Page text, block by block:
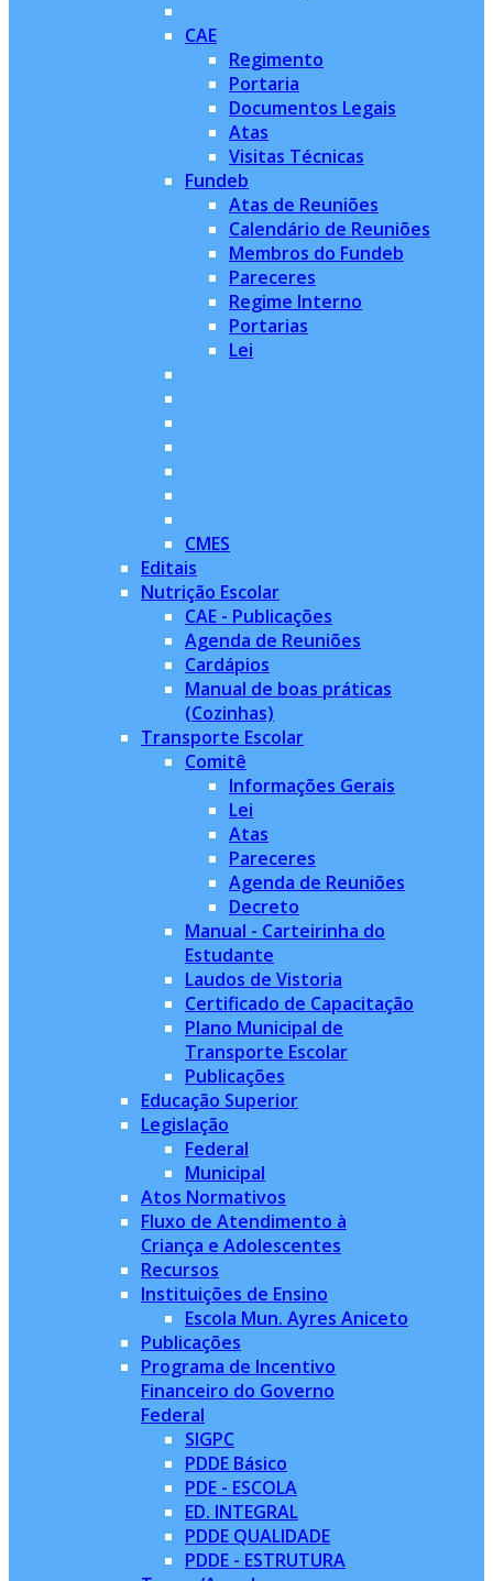
CAE
Regimento
Portaria
Documentos Legais
Atas
Visitas Técnicas
Fundeb
Atas de Reuniões
Calendário de Reuniões
Membros do Fundeb
Pareceres
Regime Interno
Portarias
Lei
CMES
Editais
Nutrição Escolar
CAE - Publicações
Agenda de Reuniões
Cardápios
Manual de boas práticas
(Cozinhas)
Transporte Escolar
Comitê
Informações Gerais
Lei
Atas
Pareceres
Agenda de Reuniões
Decreto
Manual - Carteirinha do
Estudante
Laudos de Vistoria
Certificado de Capacitação
Plano Municipal de
Transporte Escolar
Publicações
Educação Superior
Legislação
Federal
Municipal
Atos Normativos
Fluxo de Atendimento à
Criança e Adolescentes
Recursos
Instituições de Ensino
Escola Mun. Ayres Aniceto
Publicações
Programa de Incentivo
Financeiro do Governo
Federal
SIGPC
PDDE Básico
PDE - ESCOLA
ED. INTEGRAL
PDDE QUALIDADE
PDDE - ESTRUTURA